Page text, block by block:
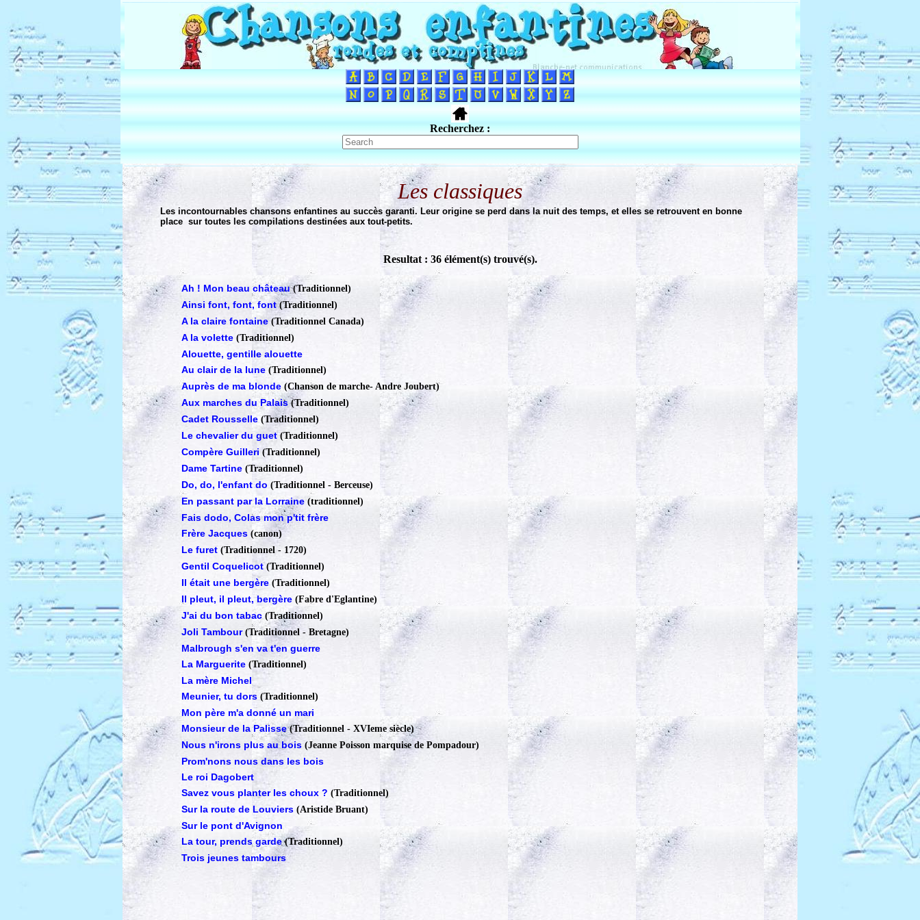
Recherchez :
Les classiques
Les incontournables chansons enfantines au succès garanti. Leur origine se perd dans la nuit des temps, et elles se retrouvent en bonne
place sur toutes les compilations destinées aux tout-petits.
Resultat : 36 élément(s) trouvé(s).
Ah ! Mon beau château (Traditionnel)
Ainsi font, font, font (Traditionnel)
A la claire fontaine (Traditionnel Canada)
A la volette (Traditionnel)
Alouette, gentille alouette
Au clair de la lune (Traditionnel)
Auprès de ma blonde (Chanson de marche- Andre Joubert)
Aux marches du Palais(Traditionnel)
Cadet Rousselle (Traditionnel)
Le chevalier du guet (Traditionnel)
Compère Guilleri (Traditionnel)
Dame Tartine (Traditionnel)
Do, do, l'enfant do (Traditionnel - Berceuse)
En passant par la Lorraine (traditionnel)
Fais dodo, Colas mon p'tit frère
Frère Jacques (canon)
Le furet (Traditionnel - 1720)
Gentil Coquelicot (Traditionnel)
Il était une bergère (Traditionnel)
Il pleut, il pleut, bergère (Fabre d'Eglantine)
J'ai du bon tabac (Traditionnel)
Joli Tambour (Traditionnel - Bretagne)
Malbrough s'en va t'en guerre
La Marguerite (Traditionnel)
La mère Michel
Meunier, tu dors (Traditionnel)
Mon père m'a donné un mari
Monsieur de la Palisse(Traditionnel - XVIeme siècle)
Nous n'irons plus au bois (Jeanne Poisson marquise de Pompadour)
Prom'nons nous dans les bois
Le roi Dagobert
Savez vous planter les choux ? (Traditionnel)
Sur la route de Louviers (Aristide Bruant)
Sur le pont d'Avignon
La tour, prends garde (Traditionnel)
Trois jeunes tambours